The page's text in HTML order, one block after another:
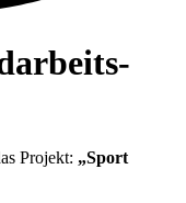
Pro­jekt: „Sport